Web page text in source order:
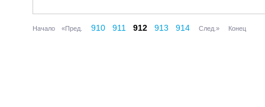
Начало «Пред. 910 911 912 913 914 След.» Конец